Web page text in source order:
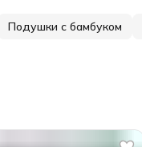
Подушки с бамбуком